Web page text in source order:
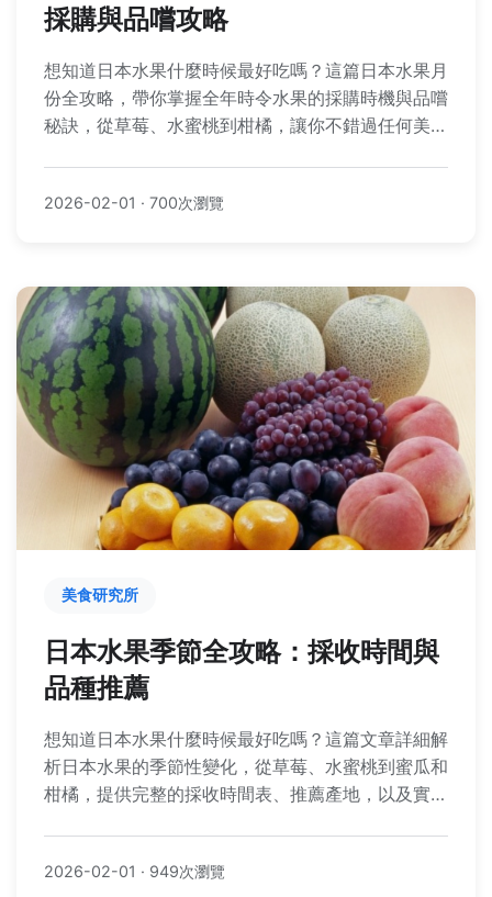
採購與品嚐攻略
想知道日本水果什麼時候最好吃嗎？這篇日本水果月
份全攻略，帶你掌握全年時令水果的採購時機與品嚐
秘訣，從草莓、水蜜桃到柑橘，讓你不錯過任何美
2026-02-01 · 700次瀏覽
美食研究所
日本水果季節全攻略：採收時間與
品種推薦
想知道日本水果什麼時候最好吃嗎？這篇文章詳細解
析日本水果的季節性變化，從草莓、水蜜桃到蜜瓜和
柑橘，提供完整的採收時間表、推薦產地，以及實用
解答，幫助你在2025年也能輕鬆掌握日本水果的最
2026-02-01 · 949次瀏覽